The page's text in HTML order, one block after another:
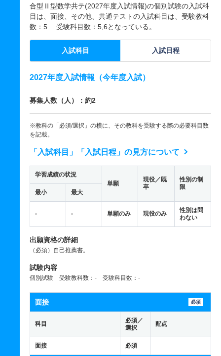
合型Ⅱ型数学共テ(2027年度入試情報)の個別試験の入試科
目は、面接、その他、共通テストの入試科目は、受験教科
数：5 受験科目数：5,6となっている。
入試科目 入試日程
2027年度入試情報（今年度入試）
募集人数（人）：約2
※教科の「必須/選択」の横に、その教科を受験する際の必要科目数
を記載。
「入試科目」「入試日程」の見方について
学習成績の状況
単願
現役／既
卒
性別の制
限
最小 最大
- - 単願のみ 現役のみ
性別は問
わない
出願資格の詳細
（必須）自己推薦書。
試験内容
個別試験 受験教科数：- 受験科目数：-
面接 必須
科目
必須／
選択
配点
面接 必須